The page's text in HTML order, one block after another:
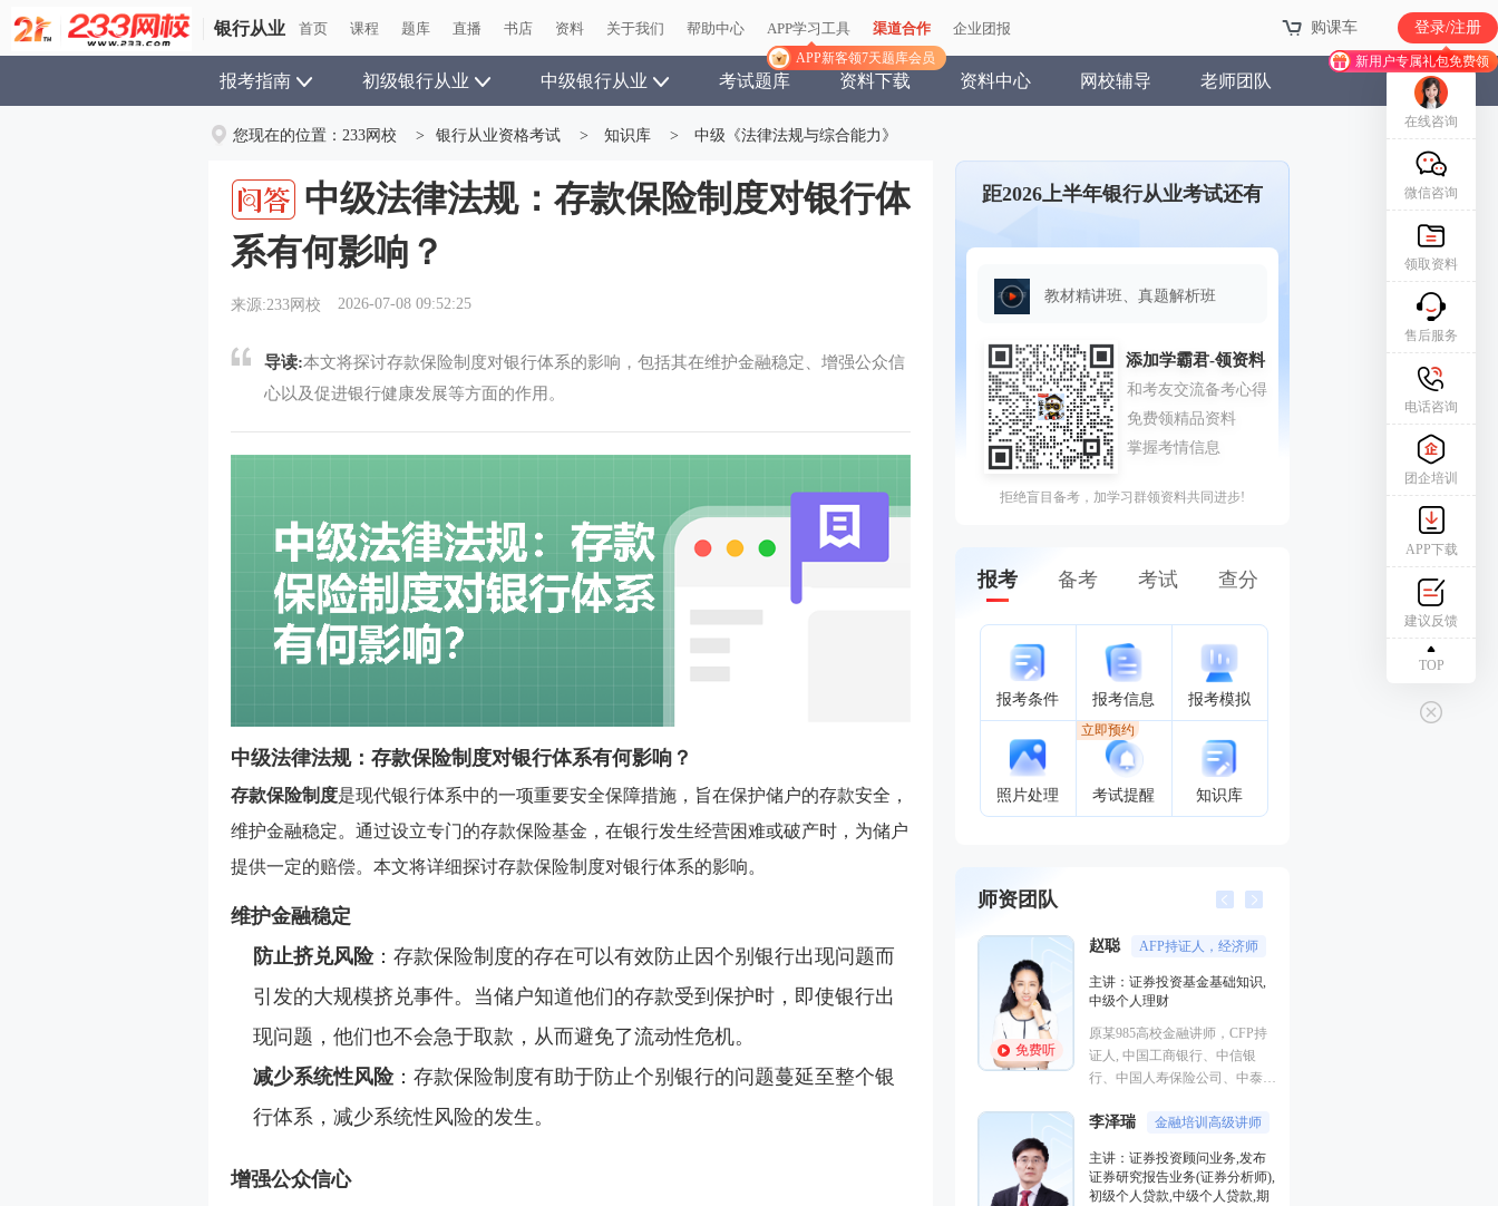
银行从业 首页 课程 题库 直播 书店 资料 关于我们 帮助中心 APP学习工具
APP新客领7天题库会员
渠道合作 企业团报 购课车 登录/注册
新用户专属礼包免费领
报考指南 初级银行从业 中级银行从业 考试题库 资料下载 资料中心 网校辅导 老师团队
您现在的位置： 233网校 > 银行从业资格考试 > 知识库 > 中级《法律法规与综合能力》
中级法律法规：存款保险制度对银行体
系有何影响？
来源:233网校 2026-07-08 09:52:25
导读:本文将探讨存款保险制度对银行体系的影响，包括其在维护金融稳定、增强公众信
心以及促进银行健康发展等方面的作用。
中级法律法规：存款保险制度对银行体系有何影响？
存款保险制度是现代银行体系中的一项重要安全保障措施，旨在保护储户的存款安全，
维护金融稳定。通过设立专门的存款保险基金，在银行发生经营困难或破产时，为储户
提供一定的赔偿。本文将详细探讨存款保险制度对银行体系的影响。
维护金融稳定
防止挤兑风险：存款保险制度的存在可以有效防止因个别银行出现问题而
引发的大规模挤兑事件。当储户知道他们的存款受到保护时，即使银行出
现问题，他们也不会急于取款，从而避免了流动性危机。
减少系统性风险：存款保险制度有助于防止个别银行的问题蔓延至整个银
行体系，减少系统性风险的发生。
增强公众信心
距2026上半年银行从业考试还有
教材精讲班、真题解析班
拒绝盲目备考，加学习群领资料共同进步!
报考 备考 考试 查分
报考条件 报考信息 报考模拟
照片处理 考试提醒
立即预约
知识库
师资团队
免费听
赵聪 AFP持证人，经济师
主讲：证券投资基金基础知识,
中级个人理财
原某985高校金融讲师，CFP持
证人, 中国工商银行、中信银
行、中国人寿保险公司、中泰证
聘内训讲师。
李泽瑞 金融培训高级讲师
主讲：证券投资顾问业务,发布
证券研究报告业务(证券分析师),
初级个人贷款,中级个人贷款,期
在线咨询
微信咨询
领取资料
售后服务
电话咨询
团企培训
APP下载
建议反馈
TOP